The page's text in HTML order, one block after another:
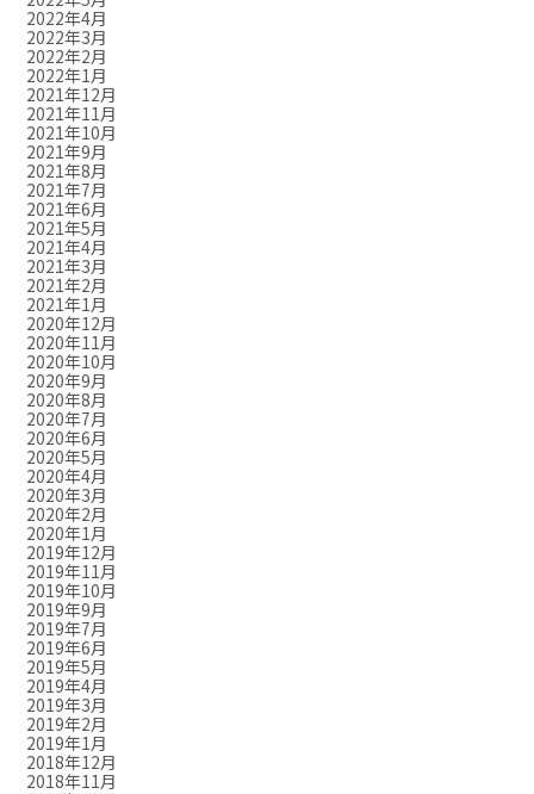
2022年4月
2022年3月
2022年2月
2022年1月
2021年12月
2021年11月
2021年10月
2021年9月
2021年8月
2021年7月
2021年6月
2021年5月
2021年4月
2021年3月
2021年2月
2021年1月
2020年12月
2020年11月
2020年10月
2020年9月
2020年8月
2020年7月
2020年6月
2020年5月
2020年4月
2020年3月
2020年2月
2020年1月
2019年12月
2019年11月
2019年10月
2019年9月
2019年7月
2019年6月
2019年5月
2019年4月
2019年3月
2019年2月
2019年1月
2018年12月
2018年11月